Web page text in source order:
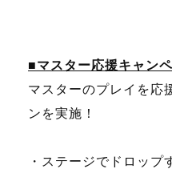
■マスター応援キャン
マスターのプレイを応
ンを実施！
・ステージでドロップ